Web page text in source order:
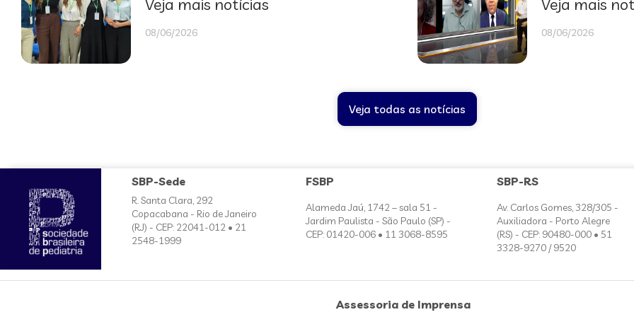
Veja mais notícias
08/06/2026
Veja mais
08/06/2026
Veja todas as notícias
SBP-Sede
R. Santa Clara, 292
Copacabana - Rio de Janeiro
(RJ) - CEP: 22041-012 • 21
2548-1999
FSBP
Alameda Jaú, 1742 – sala 51 -
Jardim Paulista - São Paulo (SP) -
CEP: 01420-006 • 11 3068-8595
SBP-RS
Av. Carlos Gomes, 328/305 -
Auxiliadora - Porto Alegre
(RS) - CEP: 90480-000 • 51
3328-9270 / 9520
Assessoria de Imprensa